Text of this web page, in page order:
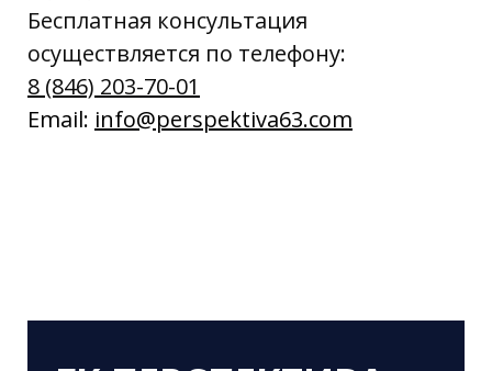
Бесплатная консультация
осуществляется по телефону:
8 (846) 203-70-01
Email: info@perspektiva63.com